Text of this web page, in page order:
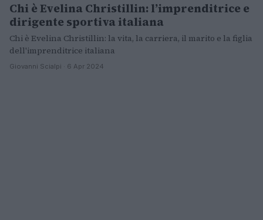
Chi è Evelina Christillin: l’imprenditrice e
dirigente sportiva italiana
Chi è Evelina Christillin: la vita, la carriera, il marito e la figlia
dell'imprenditrice italiana
Giovanni Scialpi · 6 Apr 2024